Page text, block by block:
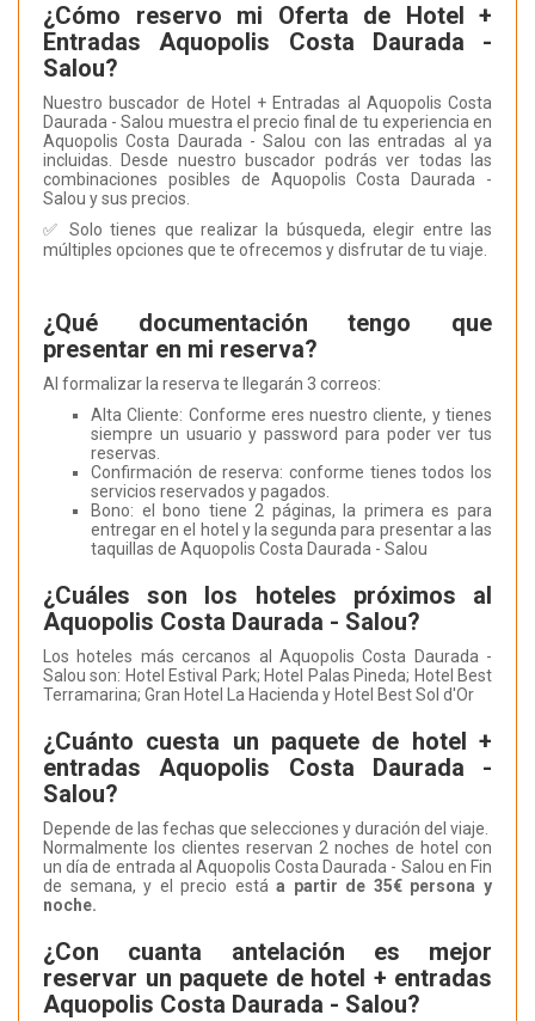
¿Cómo reservo mi Oferta de Hotel +
Entradas Aquopolis Costa Daurada -
Salou?
Nuestro buscador de Hotel + Entradas al Aquopolis Costa
Daurada - Salou muestra el precio final de tu experiencia en
Aquopolis Costa Daurada - Salou con las entradas al ya
incluidas. Desde nuestro buscador podrás ver todas las
combinaciones posibles de Aquopolis Costa Daurada -
Salou y sus precios.
✅ Solo tienes que realizar la búsqueda, elegir entre las
múltiples opciones que te ofrecemos y disfrutar de tu viaje.
¿Qué documentación tengo que
presentar en mi reserva?
Al formalizar la reserva te llegarán 3 correos:
Alta Cliente: Conforme eres nuestro cliente, y tienes
siempre un usuario y password para poder ver tus
reservas.
Confirmación de reserva: conforme tienes todos los
servicios reservados y pagados.
Bono: el bono tiene 2 páginas, la primera es para
entregar en el hotel y la segunda para presentar a las
taquillas de Aquopolis Costa Daurada - Salou
¿Cuáles son los hoteles próximos al
Aquopolis Costa Daurada - Salou?
Los hoteles más cercanos al Aquopolis Costa Daurada -
Salou son: Hotel Estival Park; Hotel Palas Pineda; Hotel Best
Terramarina; Gran Hotel La Hacienda y Hotel Best Sol d'Or
¿Cuánto cuesta un paquete de hotel +
entradas Aquopolis Costa Daurada -
Salou?
Depende de las fechas que selecciones y duración del viaje.
Normalmente los clientes reservan 2 noches de hotel con
un día de entrada al Aquopolis Costa Daurada - Salou en Fin
de semana, y el precio estáa partir de 35€ persona y
noche.
¿Con cuanta antelación es mejor
reservar un paquete de hotel + entradas
Aquopolis Costa Daurada - Salou?